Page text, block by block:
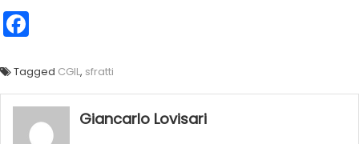
Tagged CGIL, sfratti
Giancarlo Lovisari